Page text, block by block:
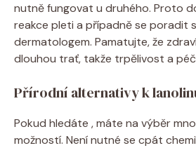
nutně fungovat u druhého. Proto⁢
reakce pleti a případně⁤ se ​poradit
dermatologem. Pamatujte, že
dlouhou trať, takže trpělivost a
Přírodní ‍alternativy k
Pokud hledáte , ‍máte na výběr
možností. ‍Není nutné se cpát